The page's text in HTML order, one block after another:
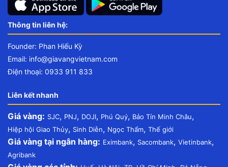
Thông tin liên hệ:
Founder: Phan Hiếu Kỳ
Email: info@giavangvietnam.com
Điện thoại: 0933 911 833
Liên kết nhanh
Giá vàng: SJC, PNJ, DOJI, Phú Quý, Bảo Tín Minh Châu,
Hiệp hội Giao Thủy, Sinh Diễn, Ngọc Thẩm, Thế giới
Giá vàng tại ngân hàng: Eximbank, Sacombank, Vietinbank,
Agribank